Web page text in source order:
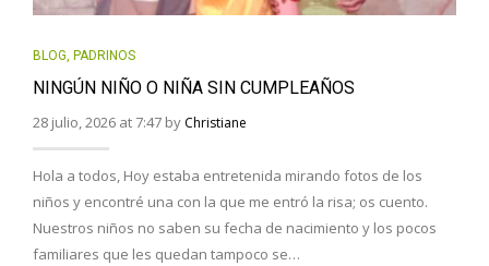
BLOG, PADRINOS
NINGÚN NIÑO O NIÑA SIN CUMPLEAÑOS
28 julio, 2026 at 7:47 by Christiane
Hola a todos, Hoy estaba entretenida mirando fotos de los
niños y encontré una con la que me entró la risa; os cuento.
Nuestros niños no saben su fecha de nacimiento y los pocos
familiares que les quedan tampoco se…